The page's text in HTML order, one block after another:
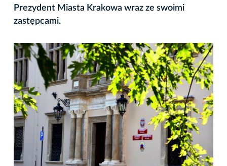
Prezydent Miasta Krakowa wraz ze swoimi
zastępcami.